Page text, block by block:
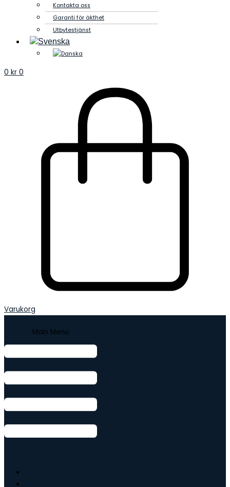
Kontakta oss
Garanti för äkthet
Utbytestjänst
0 kr 0
Varukorg
Main Menu